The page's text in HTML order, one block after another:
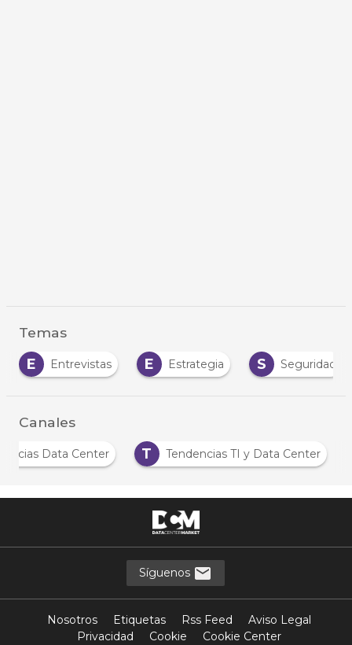
Temas
E
Entrevistas E Estrategia S Seguridad
Canales
N
Noticias Data Center T Tendencias TI y Data
Síguenos
Nosotros Etiquetas Rss Feed
Aviso Legal
Privacidad
Cookie Cookie Center